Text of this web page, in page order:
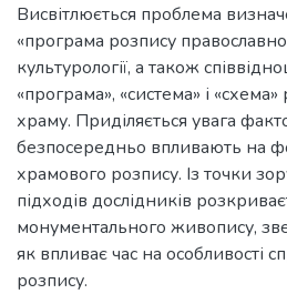
Висвітлюється проблема
«програма розпису
культурології, а також
«програма», «система» і
храму. Приділяється увага
безпосередньо впливають на
храмового розпису. Із точки
підходів дослідників
монументального живопису,
як впливає час на особливості
розпису.